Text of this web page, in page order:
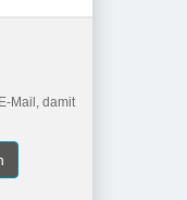
Mail, damit